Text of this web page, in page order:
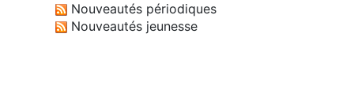
Nouveautés périodiques
Nouveautés jeunesse